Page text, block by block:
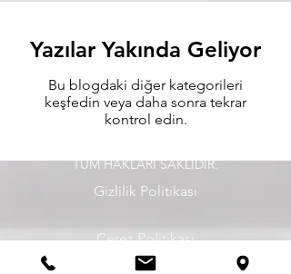
Yazılar Yakında Geliyor
Bu blogdaki diğer kategorileri
keşfedin veya daha sonra tekrar
kontrol edin.
TÜM HAKLARI SAKLIDIR.
Gizlilik Politikası
Çerez Politikası